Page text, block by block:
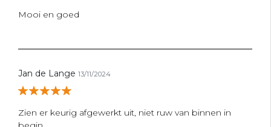
Mooi en goed
Jan de Lange 13/11/2024
Zien er keurig afgewerkt uit, niet ruw van binnen in